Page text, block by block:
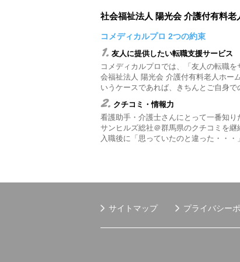
社会福祉法人 陽光会 介護付有料
コメディカルプロ 2つの約束
1. 友人に提供したい転職支援サービス
コメディカルプロでは、「友人の転職
会福祉法人 陽光会 介護付有料老人ホー
いうケースであれば、きちんとご自身で
2. クチコミ・情報力
看護助手・介護士さんにとって一番知
サンヒルズ総社＠群馬県のクチコミを継
入職後に「思っていたのと違った・・
サイトマップ プライバシー